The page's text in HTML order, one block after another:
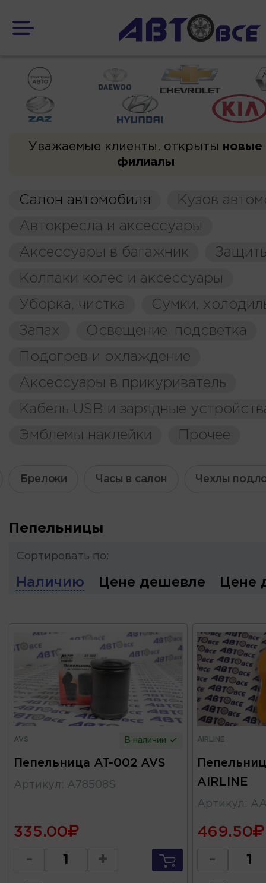
Уважаемые клиенты, открыты новые
филиалы
Салон автомобиля
Кузов
Автокресла и аксессуары
Аксессуары в багажник
Колпаки колес и аксессуары
Уборка, чистка
Сумки,
Запах
Освещение, подсветка
Подогрев и охлаждение
Аксессуары в прикуриватель
Кабель USB и зарядные
Эмблемы наклейки
Прочее
Брелоки Часы в салон Чехлы
Пепельницы
Сортировать по:
Наличию Цене дешевле Цене
AVS В наличии
Пепельница AT-002 AVS
Артикул : A78508S
335.00
- +
AIRLINE
AIRLINE
Артикул :
469.50
-